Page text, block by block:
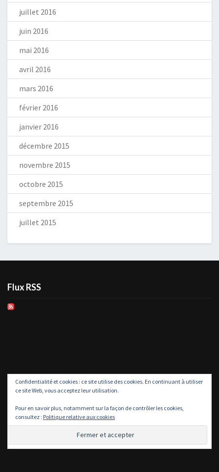
juillet 2016
juin 2016
mai 2016
avril 2016
mars 2016
février 2016
janvier 2016
décembre 2015
novembre 2015
octobre 2015
septembre 2015
juillet 2015
Flux RSS
Confidentialité et cookies : ce site utilise des cookies. En continuant à utiliser
ce site Web, vous acceptez leur utilisation.
Pour en savoir plus, notamment sur la façon de contrôler les cookies,
consultez : Politique relative aux cookies